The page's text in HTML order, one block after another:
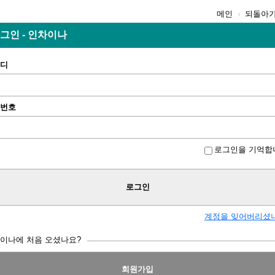
메인 되돌아
인 - 인차이나
호
로그인을 기억합
로그인
계정을 잊어버리셨
나에 처음 오셨나요?
회원가입